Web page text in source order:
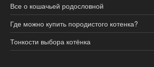
Все о кошачьей родословной
Где можно купить породистого котенка?
Тонкости выбора котёнка